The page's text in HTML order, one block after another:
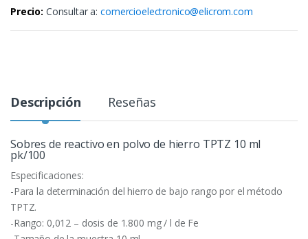
Precio: Consultar a:comercioelectronico@elicrom.com
Descripción Reseñas
Sobres de reactivo en polvo de hierro TPTZ 10 ml
pk/100
Especificaciones:
-Para la determinación del hierro de bajo rango por el método
TPTZ.
-Rango: 0,012 – dosis de 1.800 mg / l de Fe